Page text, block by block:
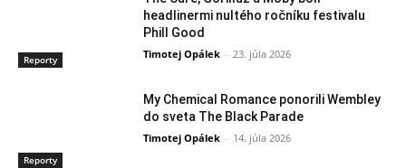
Reporty
headlinermi nultého ročníku festivalu
Phill Good
Timotej Opálek - 23. júla 2026
Reporty
My Chemical Romance ponorili Wembley
do sveta The Black Parade
Timotej Opálek - 14. júla 2026